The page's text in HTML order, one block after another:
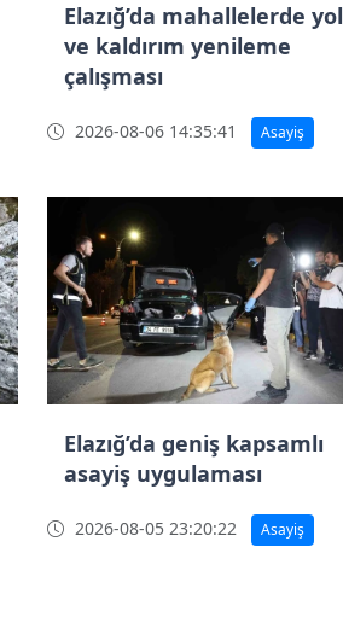
Elazığ’da mahallelerde yol
ve kaldırım yenileme
çalışması
2026-08-06 14:35:41 Asayiş
Elazığ’da geniş kapsamlı
asayiş uygulaması
2026-08-05 23:20:22 Asayiş